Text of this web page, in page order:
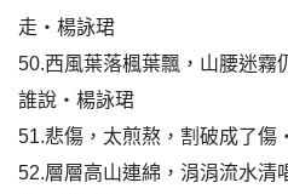
走‧楊詠珺
50.西風葉落楓葉飄，山腰迷霧
誰說‧楊詠珺
51.悲傷，太煎熬，割破成了
52.層層高山連綿，涓涓流水清